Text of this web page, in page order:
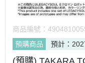
商品編號：
預購商品
預計：